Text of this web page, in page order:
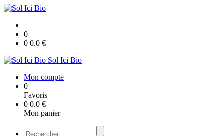
0
0 0.0 €
Sol Ici Bio
Mon compte
0
Favoris
0 0.0 €
Mon panier